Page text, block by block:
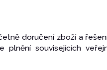
doručení zboží a
souvisejících